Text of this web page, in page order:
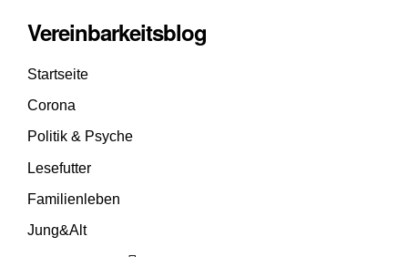
Vereinbarkeitsblog
Startseite
Corona
Politik & Psyche
Lesefutter
Familienleben
Jung&Alt